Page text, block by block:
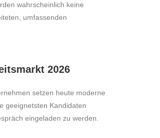
wahrscheinlich keine
umfassenden
2026
setzen heute moderne
geeignetsten Kandidaten
eingeladen zu werden.